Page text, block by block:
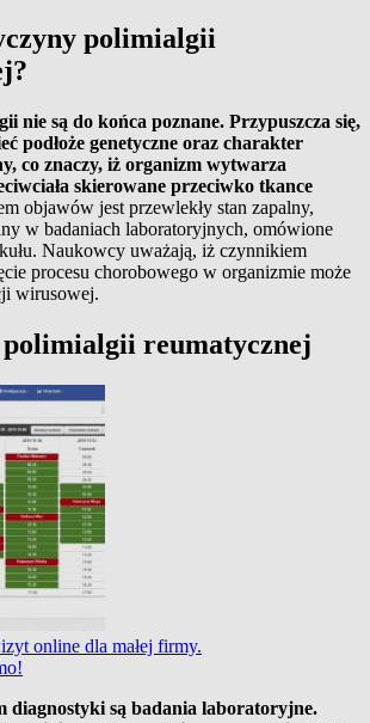
polimialgii
nie są do końca poznane. Przypuszcza się,
podłoże genetyczne oraz charakter
co znaczy, iż organizm wytwarza
skierowane przeciwko tkance
objawów jest przewlekły stan zapalny,
w badaniach laboratoryjnych, omówione
Naukowcy uważają, iż czynnikiem
procesu chorobowego w organizmie może
wirusowej.
reumatycznej
online dla małej firmy.
diagnostyki są badania laboratoryjne.